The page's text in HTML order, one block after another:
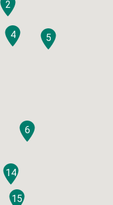
2
4
5
6
14
15